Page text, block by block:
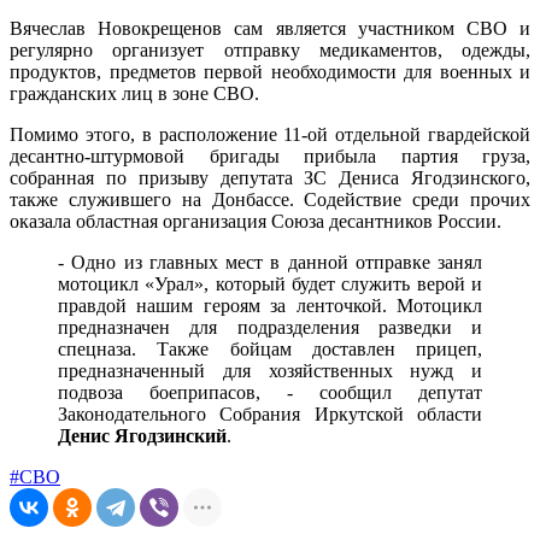
Вячеслав Новокрещенов сам является участником СВО и
регулярно организует отправку медикаментов, одежды,
продуктов, предметов первой необходимости для военных и
гражданских лиц в зоне СВО.
Помимо этого, в расположение 11-ой отдельной гвардейской
десантно-штурмовой бригады прибыла партия груза,
собранная по призыву депутата ЗС Дениса Ягодзинского,
также служившего на Донбассе. Содействие среди прочих
оказала областная организация Союза десантников России.
- Одно из главных мест в данной отправке занял
мотоцикл «Урал», который будет служить верой и
правдой нашим героям за ленточкой. Мотоцикл
предназначен для подразделения разведки и
спецназа. Также бойцам доставлен прицеп,
предназначенный для хозяйственных нужд и
подвоза боеприпасов, - сообщил депутат
Законодательного Собрания Иркутской области
Денис Ягодзинский.
#СВО